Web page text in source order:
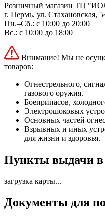
Розничный магазин ТЦ
г. Пермь, ул. Стахановская,
Пн.–Сб.: с 10:00 до 20:00
Вс.: с 10:00 до 18:00
Внимание! Мы не
товаров:
Огнестрельного,
газового оружия.
Боеприпасов,
Электрошоковых
Основных частей
Взрывных и иных
для жизни и здоровья.
Пункты выдачи
загрузка карты...
Документы для